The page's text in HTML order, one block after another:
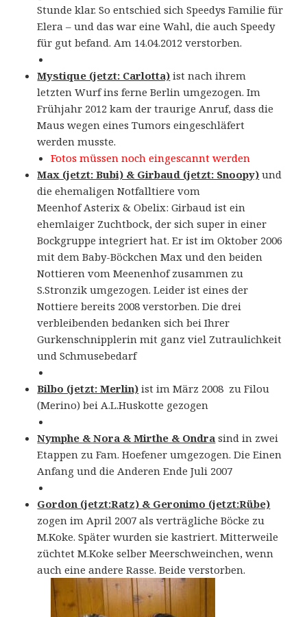
Stunde klar. So entschied sich Speedys Familie für
Elera – und das war eine Wahl, die auch Speedy
für gut befand. Am 14.04.2012 verstorben.
Mystique (jetzt: Carlotta) ist nach ihrem
letzten Wurf ins ferne Berlin umgezogen. Im
Frühjahr 2012 kam der traurige Anruf, dass die
Maus wegen eines Tumors eingeschläfert
werden musste.
Fotos müssen noch eingescannt werden
Max (jetzt: Bubi) & Girbaud (jetzt: Snoopy) und
die ehemaligen Notfalltiere vom
Meenhof Asterix & Obelix: Girbaud ist ein
ehemlaiger Zuchtbock, der sich super in einer
Bockgruppe integriert hat. Er ist im Oktober 2006
mit dem Baby-Böckchen Max und den beiden
Nottieren vom Meenenhof zusammen zu
S.Stronzik umgezogen. Leider ist eines der
Nottiere bereits 2008 verstorben. Die drei
verbleibenden bedanken sich bei Ihrer
Gurkenschnipplerin mit ganz viel Zutraulichkeit
und Schmusebedarf
Bilbo (jetzt: Merlin) ist im März 2008 zu Filou
(Merino) bei A.L.Huskotte gezogen
Nymphe & Nora & Mirthe & Ondra sind in zwei
Etappen zu Fam. Hoefener umgezogen. Die Einen
Anfang und die Anderen Ende Juli 2007
Gordon (jetzt:Ratz) & Geronimo (jetzt:Rübe)
zogen im April 2007 als verträgliche Böcke zu
M.Koke. Später wurden sie kastriert. Mitterweile
züchtet M.Koke selber Meerschweinchen, wenn
auch eine andere Rasse. Beide verstorben.